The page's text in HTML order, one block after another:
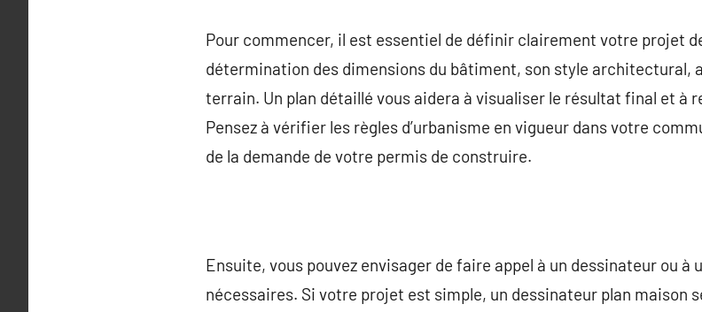
Pour commencer, il est essentiel de définir clairement votre projet
détermination des dimensions du bâtiment, son style architectural,
terrain. Un plan détaillé vous aidera à visualiser le résultat final et à
Pensez à vérifier les règles d’urbanisme en vigueur dans votre
de la demande de votre permis de construire.
Ensuite, vous pouvez envisager de faire appel à un dessinateur ou
nécessaires. Si votre projet est simple, un dessinateur plan maison